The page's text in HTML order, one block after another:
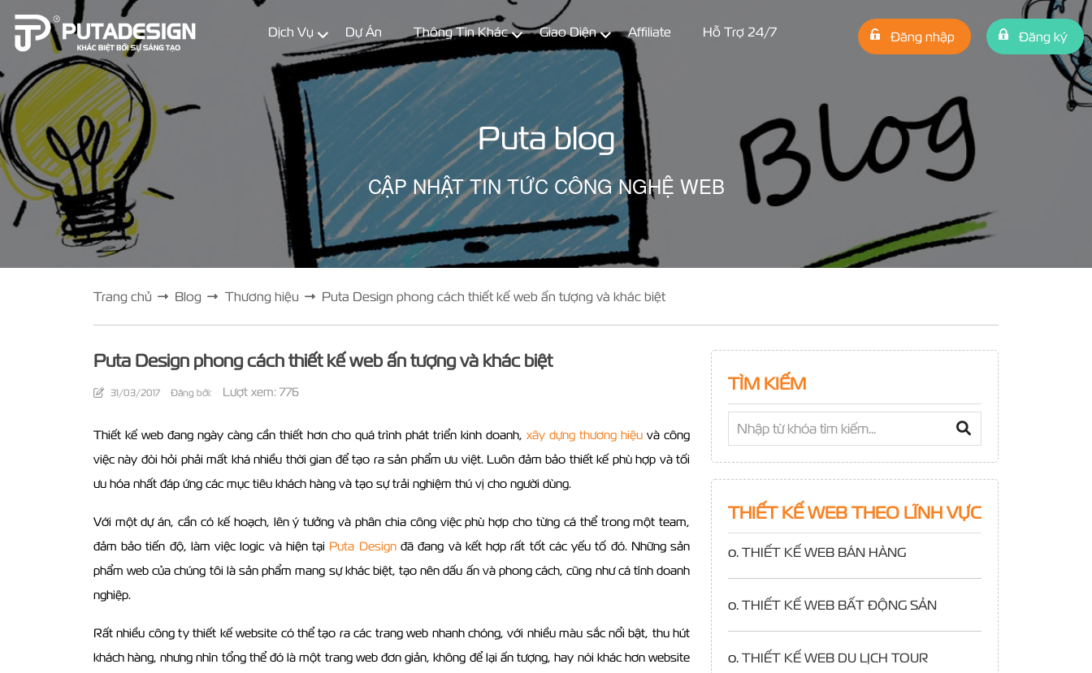
Dịch Vụ Dự Án Thông Tin Khác Giao Diện Affiliate Hỗ Trợ 24/7 Đăng nhập Đăng ký
Puta blog
CẬP NHẬT TIN TỨC CÔNG NGHỆ WEB
Trang chủ Blog Thương hiệu Puta Design phong cách thiết kế web ấn tượng và khác biệt
Puta Design phong cách thiết kế web ấn tượng và khác biệt
31/03/2017 Đăng bởi: Lượt xem: 776
Thiết kế web đang ngày càng cần thiết hơn cho quá trình phát triển kinh doanh,xây dựng thương hiệu và công
việc này đòi hỏi phải mất khá nhiều thời gian để tạo ra sản phẩm ưu việt. Luôn đảm bảo thiết kế phù hợp và tối
ưu hóa nhất đáp ứng các mục tiêu khách hàng và tạo sự trải nghiệm thú vị cho người dùng.
Với một dự án, cần có kế hoạch, lên ý tưởng và phân chia công việc phù hợp cho từng cá thể trong một team,
đảm bảo tiến độ, làm việc logic và hiện tại Puta Designđã đang và kết hợp rất tốt các yếu tố đó. Những sản
phẩm web của chúng tôi là sản phẩm mang sự khác biệt, tạo nên dấu ấn và phong cách, cũng như cá tính doanh
nghiệp.
Rất nhiều công ty thiết kế website có thể tạo ra các trang web nhanh chóng, với nhiều màu sắc nổi bật, thu hút
khách hàng, nhưng nhìn tổng thể đó là một trang web đơn giản, không để lại ấn tượng, hay nói khác hơn website
TÌM KIẾM
THIẾT KẾ WEB THEO LĨNH VỰC
o. THIẾT KẾ WEB BÁN HÀNG
o. THIẾT KẾ WEB BẤT ĐỘNG SẢN
o. THIẾT KẾ WEB DU LỊCH TOUR